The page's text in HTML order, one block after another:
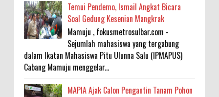
Temui Pendemo, Ismail Angkat Bicara
Soal Gedung Kesenian Mangkrak
Mamuju , fokusmetrosulbar.com -
Sejumlah mahasiswa yang tergabung
dalam Ikatan Mahasiswa Pitu Ulunna Salu (IPMAPUS)
Cabang Mamuju menggelar...
MAPIA Ajak Calon Pengantin Tanam Pohon